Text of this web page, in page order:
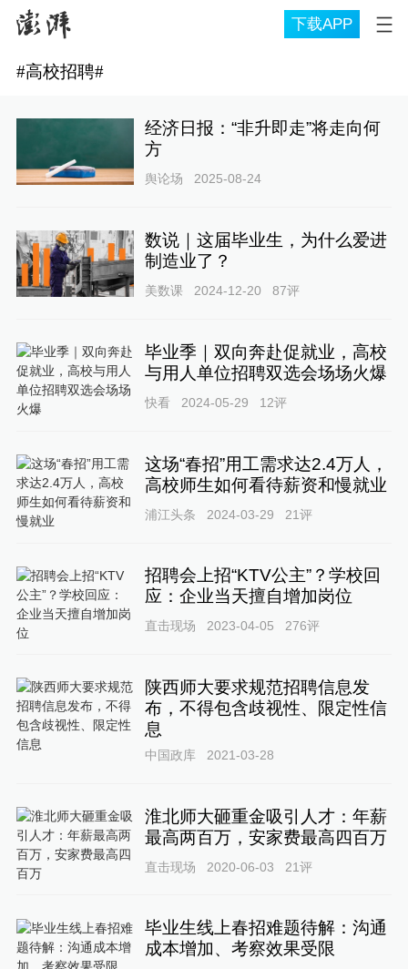
下载APP
#高校招聘#
经济日报：“非升即走”将走向何
方
舆论场 2025-08-24
数说｜这届毕业生，为什么爱进
制造业了？
美数课 2024-12-20 87评
毕业季｜双向奔赴促就业，高校
与用人单位招聘双选会场场火爆
快看 2024-05-29 12评
这场“春招”用工需求达2.4万人，
高校师生如何看待薪资和慢就业
浦江头条 2024-03-29 21评
招聘会上招“KTV公主”？学校回
应：企业当天擅自增加岗位
直击现场 2023-04-05 276评
陕西师大要求规范招聘信息发
布，不得包含歧视性、限定性信
息
中国政库 2021-03-28
淮北师大砸重金吸引人才：年薪
最高两百万，安家费最高四百万
直击现场 2020-06-03 21评
毕业生线上春招难题待解：沟通
成本增加、考察效果受限